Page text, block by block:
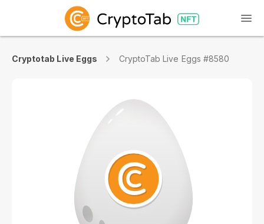
Cryptotab Live Eggs CryptoTab Live Eggs #8580